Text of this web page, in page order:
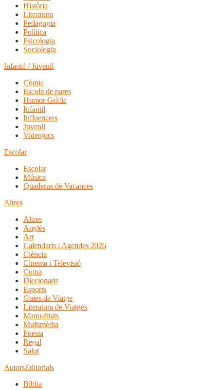
Història
Literatura
Pedagogia
Política
Psicologia
Sociologia
Infantil / Juvenil
Còmic
Escola de pares
Humor Gràfic
Infantil
Influencers
Juvenil
Videojocs
Escolar
Escolar
Música
Quaderns de Vacances
Altres
Altres
Anglès
Art
Calendaris i Agendes 2026
Ciència
Cinema i Televisió
Cuina
Diccionaris
Esports
Guies de Viatge
Literatura de Viatges
Manualitats
Multimèdia
Poesia
Regal
Salut
AutorsEditorials
Bíblia